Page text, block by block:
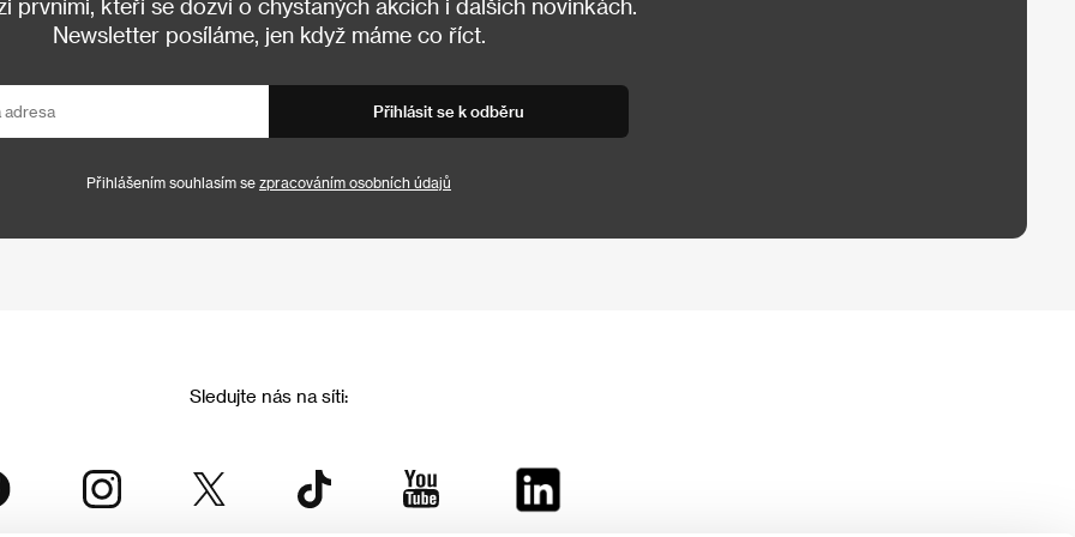
prvními, kteří se dozví o chystaných akcích i dalších novinkách.
Newsletter posíláme, jen když máme co říct.
Přihlásit se k odběru
Přihlášením souhlasím se zpracováním osobních údajů
Sledujte nás na síti: